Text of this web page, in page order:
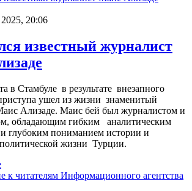
20:06
известный журналист
в Стамбуле в результате внезапного
ушел из жизни знаменитый
Ализаде. Маис бей был журналистом и
обладающим гибким аналитическим
глубоким пониманием истории и
жизни Турции.